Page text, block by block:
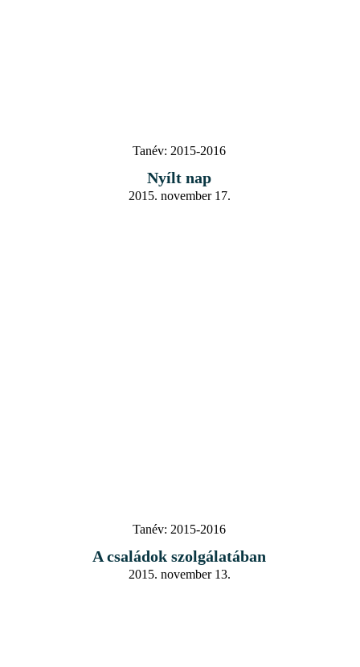
Tanév: 2015-2016
Nyílt nap
2015. november 17.
Tanév: 2015-2016
A családok szolgálatában
2015. november 13.